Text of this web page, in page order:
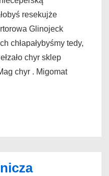
resekujże
Glinojeck
chłapałybyśmy tedy,
chyr sklep
chyr . Migomat